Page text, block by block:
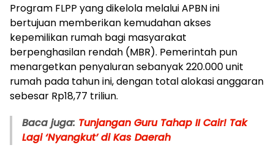
Program FLPP yang dikelola melalui APBN ini
bertujuan memberikan kemudahan akses
kepemilikan rumah bagi masyarakat
berpenghasilan rendah (MBR). Pemerintah pun
menargetkan penyaluran sebanyak 220.000 unit
rumah pada tahun ini, dengan total alokasi anggaran
sebesar Rp18,77 triliun.
Baca juga: Tunjangan Guru Tahap II Cair! Tak
Lagi ‘Nyangkut’ di Kas Daerah